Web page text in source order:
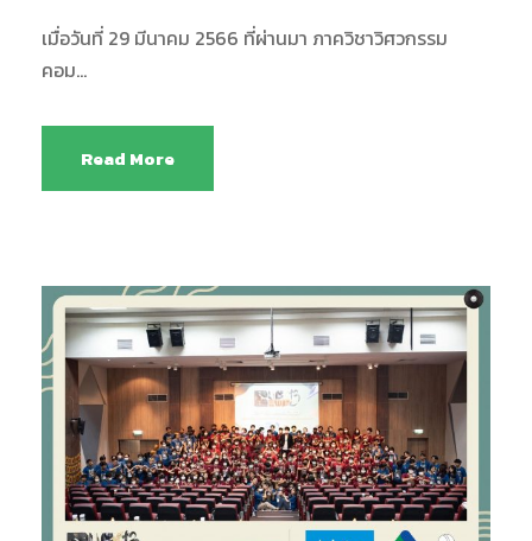
เมื่อวันที่ 29 มีนาคม 2566 ที่ผ่านมา ภาควิชาวิศวกรรม
คอม...
Read More